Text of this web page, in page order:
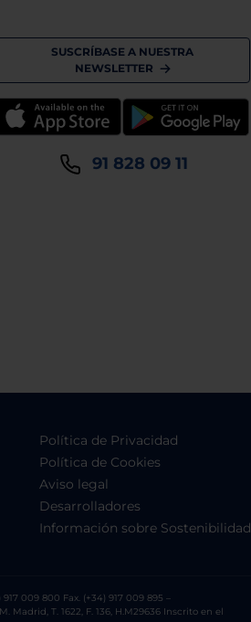
SUSCRÍBASE A NUESTRA
NEWSLETTER
91 828 09 11
Política de Privacidad
Política de Cookies
Aviso legal
Desarrolladores
Información sobre Sostenibilidad
009 800 Fax. (+34) 917 009 895 –
T. 1622, F. 136, H.M29636 Inscrito en el